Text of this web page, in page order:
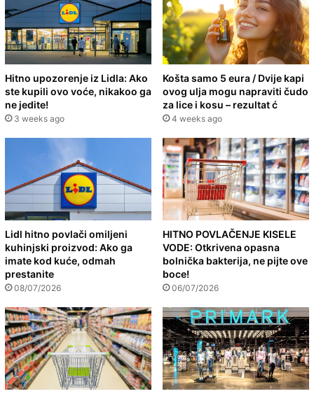
Hitno upozorenje iz Lidla: Ako
ste kupili ovo voće, nikakoo ga
ne jedite!
3 weeks ago
Košta samo 5 eura / Dvije kapi
ovog ulja mogu napraviti čudo
za lice i kosu – rezultat ć
4 weeks ago
Lidl hitno povlači omiljeni
kuhinjski proizvod: Ako ga
imate kod kuće, odmah
prestanite
08/07/2026
HITNO POVLAČENJE KISELE
VODE: Otkrivena opasna
bolnička bakterija, ne pijte ove
boce!
06/07/2026